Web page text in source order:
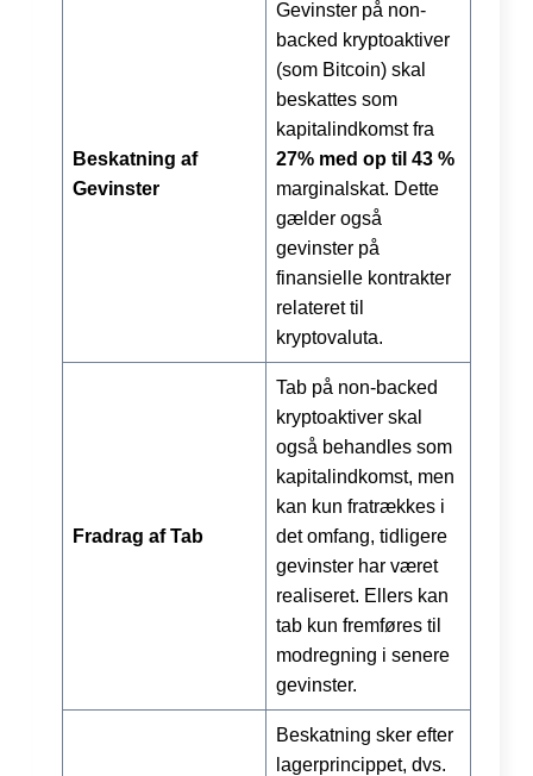
Beskatning af
Gevinster
Gevinster på non-
backed kryptoaktiver
(som Bitcoin) skal
beskattes som
kapitalindkomst fra
27% med op til 43 %
marginalskat. Dette
gælder også
gevinster på
finansielle kontrakter
relateret til
kryptovaluta.
Fradrag af Tab
Tab på non-backed
kryptoaktiver skal
også behandles som
kapitalindkomst, men
kan kun fratrækkes i
det omfang, tidligere
gevinster har været
realiseret. Ellers kan
tab kun fremføres til
modregning i senere
gevinster.
Beskatning sker efter
lagerprincippet, dvs.